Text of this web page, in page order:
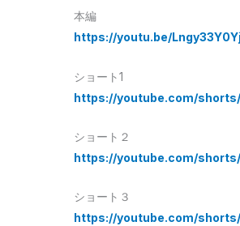
本編
https://youtu.be/
ショート1
https://youtube.com/shorts/
ショート２
https://youtube.com/
ショート３
https://youtube.com/